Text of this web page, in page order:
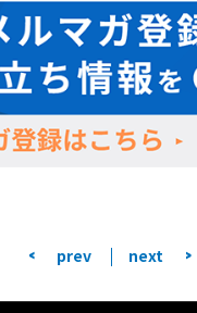
< prev next >